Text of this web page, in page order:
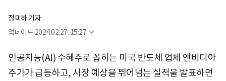
정미하 기자
업데이트 2024.02.27. 15:27
인공지능(AI) 수혜주로 꼽히는 미국 반도체 업체 엔비디아
주가가 급등하고, 시장 예상을 뛰어넘는 실적을 발표하면